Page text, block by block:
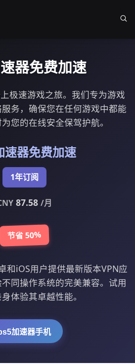
器免费加速
极速游戏之旅。我们专为游戏
务，确保您在任何游戏中都能
您的在线安全保驾护航。
速器免费加速
1年订阅
87.58 /月
节省 50%
和iOS用户提供最新版本VPN应
同操作系统的完美兼容。试用
体验其卓越性能。
加速器手机